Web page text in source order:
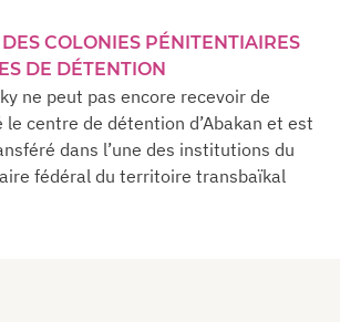
COLONIES PÉNITENTIAIRES
DE DÉTENTION
ne peut pas encore recevoir de
centre de détention d’Abakan et est
dans l’une des institutions du
fédéral du territoire transbaïkal